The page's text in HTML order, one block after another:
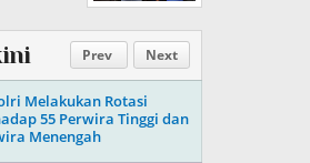
Prev Next
Melakukan Rotasi
55 Perwira Tinggi dan
Menengah